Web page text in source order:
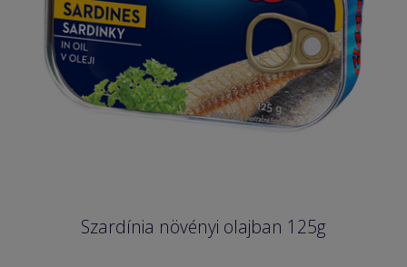
Szardínia növényi olajban 125g